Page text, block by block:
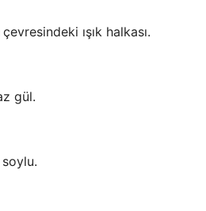
çevresindeki ışık halkası.
gül.
soylu.